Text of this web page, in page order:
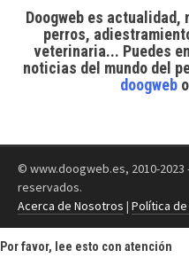
Doogweb es
perros,
veterinaria... Puedes
noticias del mundo del
doogweb
© www.doogweb.es, 2010-2023
reservados.
Acerca de Nosotros | Política
Por favor, lee esto con atención